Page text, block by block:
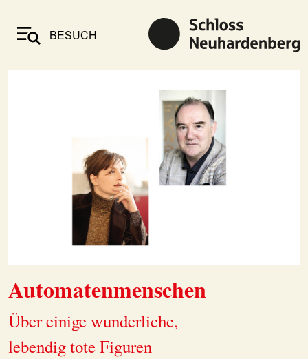
BESUCH
Automatenmenschen
Über einige wunderliche,
lebendig tote Figuren